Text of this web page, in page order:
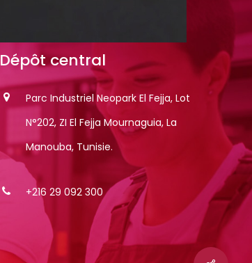
Dépôtcentral
Parc Industriel Neopark El Fejja, Lot
N°202, ZI El Fejja Mournaguia, La
Manouba, Tunisie.
+216 29 092 300